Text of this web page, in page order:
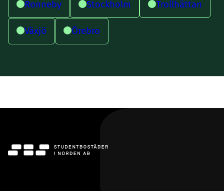
Ronneby Stockholm Trollhättan
Växjö Örebro